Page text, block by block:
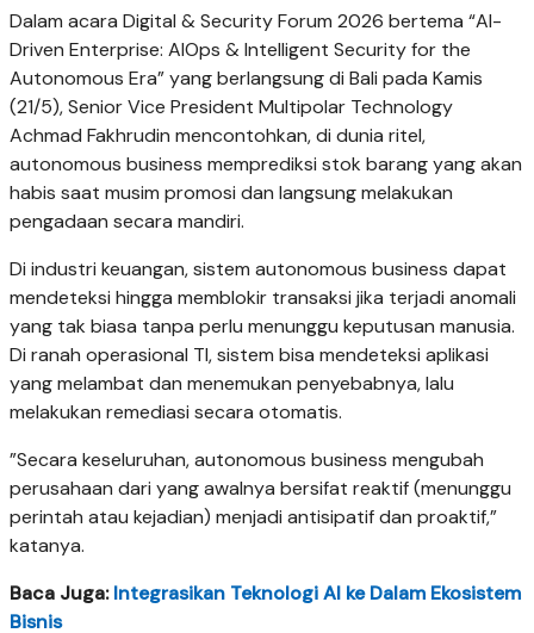
Dalam acara Digital & Security Forum 2026 bertema “AI-
Driven Enterprise: AIOps & Intelligent Security for the
Autonomous Era” yang berlangsung di Bali pada Kamis
(21/5), Senior Vice President Multipolar Technology
Achmad Fakhrudin mencontohkan, di dunia ritel,
autonomous business memprediksi stok barang yang akan
habis saat musim promosi dan langsung melakukan
pengadaan secara mandiri.
Di industri keuangan, sistem autonomous business dapat
mendeteksi hingga memblokir transaksi jika terjadi anomali
yang tak biasa tanpa perlu menunggu keputusan manusia.
Di ranah operasional TI, sistem bisa mendeteksi aplikasi
yang melambat dan menemukan penyebabnya, lalu
melakukan remediasi secara otomatis.
”Secara keseluruhan, autonomous business mengubah
perusahaan dari yang awalnya bersifat reaktif (menunggu
perintah atau kejadian) menjadi antisipatif dan proaktif,”
katanya.
Baca Juga:Integrasikan Teknologi AI ke Dalam Ekosistem
Bisnis